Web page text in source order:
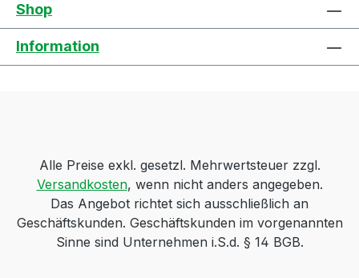
Shop
Information
Alle Preise exkl. gesetzl. Mehrwertsteuer zzgl.
Versandkosten, wenn nicht anders angegeben.
Das Angebot richtet sich ausschließlich an
Geschäftskunden. Geschäftskunden im vorgenannten
Sinne sind Unternehmen i.S.d. § 14 BGB.